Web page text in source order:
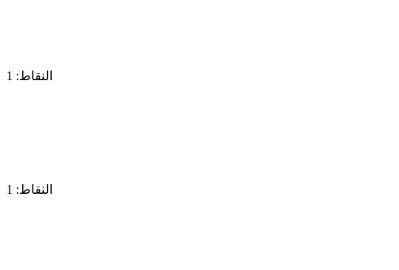
النقاط: 1
النقاط: 1